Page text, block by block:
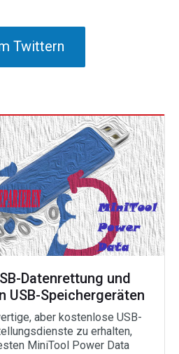
Twittern
Datenrettung und
USB-Speichergeräten
aber kostenlose USB-
zu erhalten,
MiniTool Power Data